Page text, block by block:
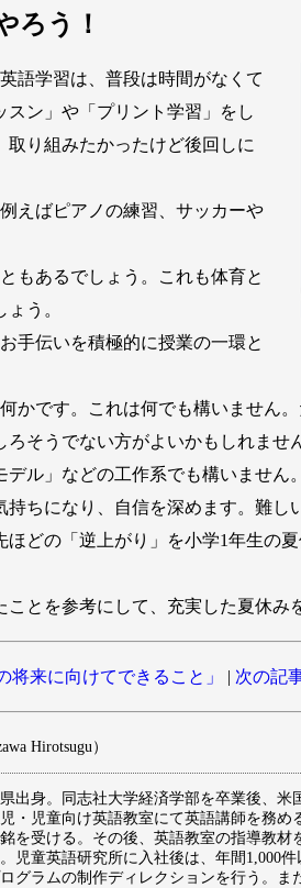
ろう！
語学習は、普段は時間がなくて
ン」や「プリント学習」をし
り組みたかったけど後回しに
えばピアノの練習、サッカーや
もあるでしょう。これも体育と
う。
手伝いを積極的に授業の一環と
です。これは何でも構いません
そうでない方がよいかもしれませ
ル」などの工作系でも構いません。
ちになり、自信を深めます。難し
どの「逆上がり」を小学1年生の
とを参考にして、充実した夏休み
来に向けてできること」 | 次の記
Hirotsugu）
出身。同志社大学経済学部を卒業後、
・児童向け英語教室にて英語講師を務
を受ける。その後、英語教室の指導教
児童英語研究所に入社後は、年間1,000
グラムの制作ディレクションを行う。